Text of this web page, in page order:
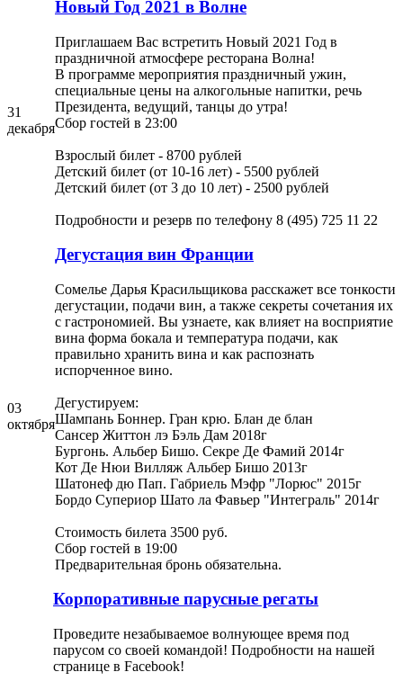
31
декабря
Новый Год 2021 в Волне
Приглашаем Вас встретить Новый 2021 Год в
праздничной атмосфере ресторана Волна!
В программе мероприятия праздничный ужин,
специальные цены на алкогольные напитки, речь
Президента, ведущий, танцы до утра!
Сбор гостей в 23:00
Взрослый билет - 8700 рублей
Детский билет (от 10-16 лет) - 5500 рублей
Детский билет (от 3 до 10 лет) - 2500 рублей
Подробности и резерв по телефону 8 (495) 725 11 22
03
октября
Дегустация вин Франции
Сомелье Дарья Красильщикова расскажет все тонкости
дегустации, подачи вин, а также секреты сочетания их
с гастрономией. Вы узнаете, как влияет на восприятие
вина форма бокала и температура подачи, как
правильно хранить вина и как распознать
испорченное вино.
Дегустируем:
Шампань Боннер. Гран крю. Блан де блан
Сансер Життон лэ Бэль Дам 2018г
Бургонь. Альбер Бишо. Секре Де Фамий 2014г
Кот Де Нюи Вилляж Альбер Бишо 2013г
Шатонеф дю Пап. Габриель Мэфр "Лорюс" 2015г
Бордо Супериор Шато ла Фавьер "Интеграль" 2014г
Стоимость билета 3500 руб.
Сбор гостей в 19:00
Предварительная бронь обязательна.
Корпоративные парусные регаты
Проведите незабываемое волнующее время под
парусом со своей командой! Подробности на нашей
странице в Facebook!